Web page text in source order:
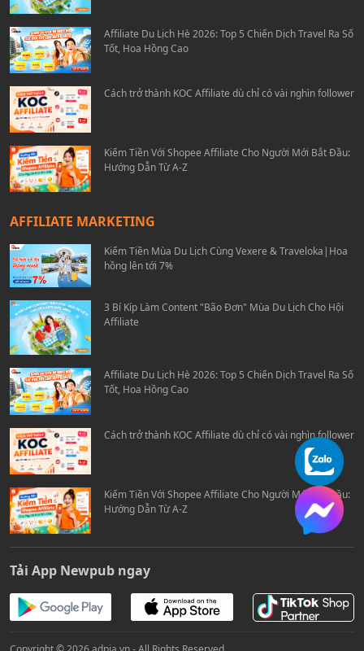
Affiliate Du Lịch Hè 2026: Top 5 Chiến Dịch Travel Ra Số
Tốt, Hoa Hồng Cao
Cách trở thành KOC Affiliate dù chỉ có vài nghìn follower
Kiếm Tiền Với Shopee Affiliate Cho Người Mới Bắt Đầu:
Hướng Dẫn Từ A-Z
AFFILIATE MARKETING
Kiếm Tiền Mùa Du Lịch Cùng Vexere & Traveloka|Hoa
hồng lên tới 7%
3 Bí Kíp Làm Content "Bão Đơn" Mùa Du Lịch Cho Hội
Affiliate
Affiliate Du Lịch Hè 2026: Top 5 Chiến Dịch Travel Ra Số
Tốt, Hoa Hồng Cao
Cách trở thành KOC Affiliate dù chỉ có vài nghìn follower
Kiếm Tiền Với Shopee Affiliate Cho Người Mới Bắt Đầu:
Hướng Dẫn Từ A-Z
Tải App Newpub ngay